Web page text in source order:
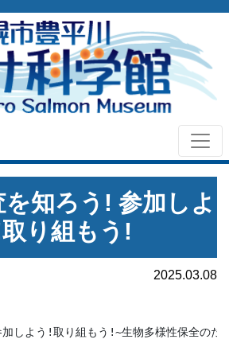
知ろう! 参加しよ
り組もう!
2025.03.08
しよう!取り組もう!~生物多様性保全のた